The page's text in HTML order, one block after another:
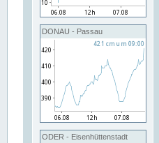
DONAU - Passau
ODER - Eisenhüttenstadt